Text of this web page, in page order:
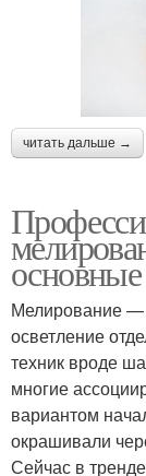
читать дальше →
Мелирование —
осветление
техник вроде
многие
вариантом
окрашивали
Сейчас в